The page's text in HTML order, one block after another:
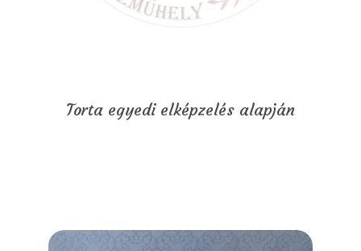
Torta egyedi elképzelés alapján